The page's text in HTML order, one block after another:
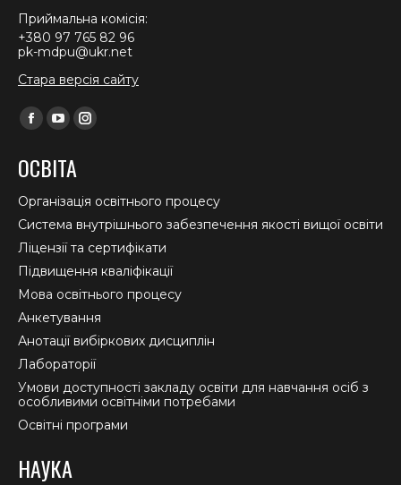
Приймальна комісія:
+380 97 765 82 96
pk-mdpu@ukr.net
Стара версія сайту
Find us on:
Facebook
opens
in
new
window
YouTube
opens
in
new
window
Instagram
in
new
window
ОСВІТА
Організація освітнього процесу
Система внутрішнього забезпечення якості вищої освіти
Ліцензії та сертифікати
Підвищення кваліфікації
Мова освітнього процесу
Анкетування
Анотації вибіркових дисциплін
Лабораторії
Умови доступності закладу освіти для навчання осіб з
особливими освітніми потребами
Освітні програми
НАУКА